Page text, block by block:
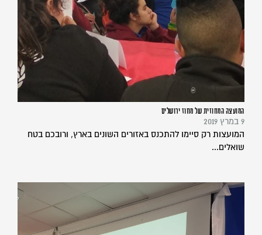
המועצה המחוזית של מחוז ירושלים
9 במרץ 2019
המועצות רק סיימו להתכנס באזורים השונים בארץ, ורובכם בטח
שואלים...